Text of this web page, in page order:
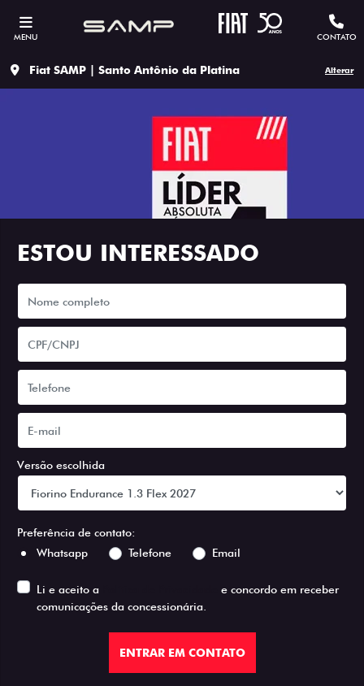
MENU CONTATO
Fiat SAMP | Santo Antônio da Platina Alterar
ESTOU INTERESSADO
Versão escolhida
Preferência de contato:
Whatsapp
Telefone Email
Li e aceito a
e concordo em receber
comunicações da concessionária.
ENTRAR EM CONTATO